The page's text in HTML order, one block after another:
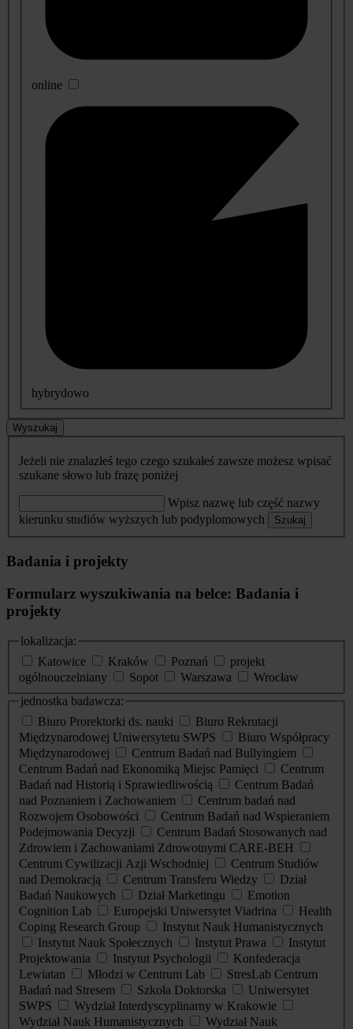
online
hybrydowo
Wyszukaj
Jeżeli nie znalazłeś tego czego szukałeś zawsze możesz wpisać
szukane słowo lub frazę poniżej
Wpisz nazwę lub część nazwy
kierunku studiów wyższych lub podyplomowych
Szukaj
Badania i projekty
Formularz wyszukiwania na belce: Badania i
projekty
lokalizacja:
Katowice
Kraków Poznań
projekt
ogólnouczelniany
Sopot Warszawa
Wrocław
jednostka badawcza:
Biuro Prorektorki ds. nauki
Biuro Rekrutacji
Międzynarodowej Uniwersytetu SWPS
Biuro Współpracy
Międzynarodowej
Centrum Badań nad Bullyingiem
Centrum Badań nad Ekonomiką Miejsc Pamięci
Centrum
Badań nad Historią i Sprawiedliwością
Centrum Badań
nad Poznaniem i Zachowaniem
Centrum badań nad
Rozwojem Osobowości
Centrum Badań nad Wspieraniem
Podejmowania Decyzji
Centrum Badań Stosowanych nad
Zdrowiem i Zachowaniami Zdrowotnymi CARE-BEH
Centrum Cywilizacji Azji Wschodniej
Centrum Studiów
nad Demokracją
Centrum Transferu Wiedzy
Dział
Badań Naukowych
Dział Marketingu
Emotion
Cognition Lab
Europejski Uniwersytet Viadrina
Health
Coping Research Group
Instytut Nauk Humanistycznych
Instytut Nauk Społecznych
Instytut Prawa
Instytut
Projektowania
Instytut Psychologii
Konfederacja
Lewiatan
Młodzi w Centrum Lab
StresLab Centrum
Badań nad Stresem
Szkoła Doktorska
Uniwersytet
SWPS
Wydział Interdyscyplinarny w Krakowie
Wydział Nauk Humanistycznych
Wydział Nauk